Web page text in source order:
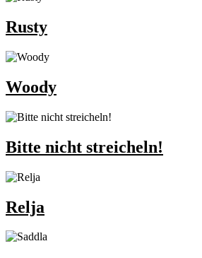
Rusty
Woody
Bitte nicht streicheln!
Relja